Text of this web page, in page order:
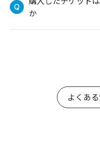
か
よくあ